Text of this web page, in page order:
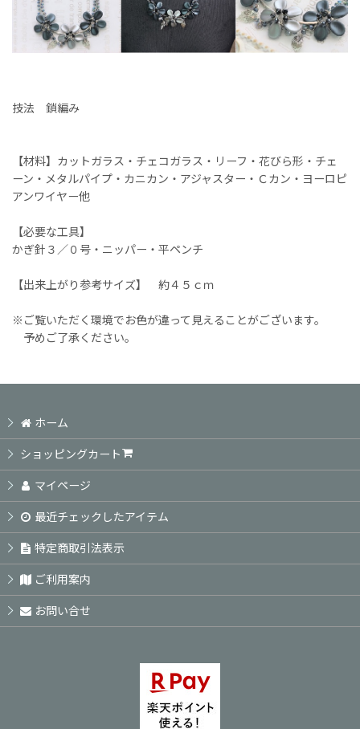
技法 鎖編み
【材料】カットガラス・チェコガラス・リーフ・花びら形・チェ
ーン・メタルパイプ・カニカン・アジャスター・Ｃカン・ヨーロピ
アンワイヤー他
【必要な工具】
かぎ針３／０号・ニッパー・平ペンチ
【出来上がり参考サイズ】 約４５ｃｍ
※ご覧いただく環境でお色が違って見えることがございます。
予めご了承ください。
ホーム
ショッピングカート
マイページ
最近チェックしたアイテム
特定商取引法表示
ご利用案内
お問い合せ